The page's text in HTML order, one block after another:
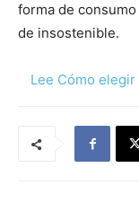
forma de
de insostenible.
Lee Cómo